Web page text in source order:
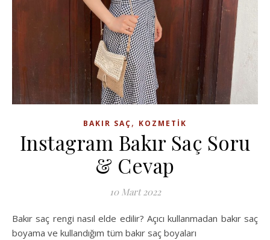
BAKIR SAÇ, KOZMETIK
Instagram Bakır Saç Soru
& Cevap
10 Mart 2022
Bakır saç rengi nasıl elde edilir? Açıcı kullanmadan bakır saç
boyama ve kullandığım tüm bakır saç boyaları